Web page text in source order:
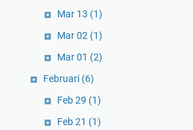
Mar 13 (1)
Mar 02 (1)
Mar 01 (2)
Februari (6)
Feb 29 (1)
Feb 21 (1)